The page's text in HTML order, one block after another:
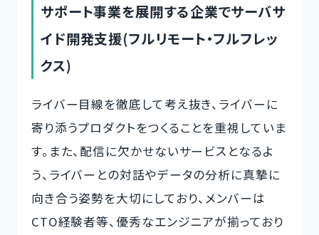
サポート事業を展開する企業でサーバサ
イド開発支援(フルリモート・フルフレッ
クス)
ライバー目線を徹底して考え抜き、ライバーに
寄り添うプロダクトをつくることを重視していま
す。また、配信に欠かせないサービスとなるよ
う、ライバーとの対話やデータの分析に真摯に
向き合う姿勢を大切にしており、メンバーは
CTO経験者等、優秀なエンジニアが揃っており